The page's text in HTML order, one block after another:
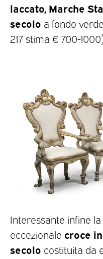
laccato, Marche
secolo a fondo
217 stima € 700-
Interessante infine
eccezionale croce
secolo costituita da